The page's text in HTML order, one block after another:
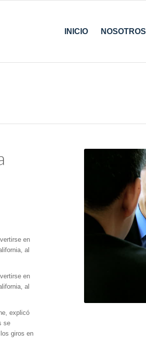
INICIO NOSOTROS
en
al
en
al
explicó
se
giros en